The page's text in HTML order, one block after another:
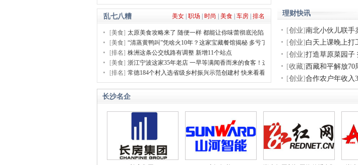
美女 职场 时尚 美食 车房 排名
乱七八糟
[美食] 太原美食攻略来了 随便一样 都能让你味蕾彻底沦陷
[美食] “清蒸黄鸭叫”凭啥火10年？这家宝藏餐馆揭秘 多亏了它
[排名] 株洲这条公交线路有调整 新增11个站点
[美食] 浙江宁波这家35年老店 一早等满闻香而来的食客！这口酥烂的美味太绝了
[排名] 常德184个村入选省级乡村振兴示范创建村 快来看看有没有你的家乡
理财快讯
[创业]南北小伙儿联手
[创业] 白天上课晚上打
[创业]打造草原菜园子
[收藏]西藏和平解放70
[创业]合作农户年收入
长沙名企